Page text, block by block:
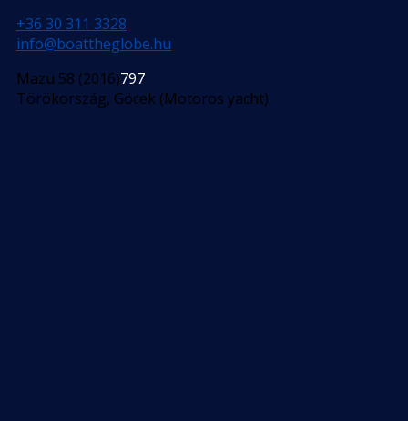
+36 30 311 3328
info@boattheglobe.hu
Mazu 58 (2016)797
Törökország, Göcek (Motoros yacht)